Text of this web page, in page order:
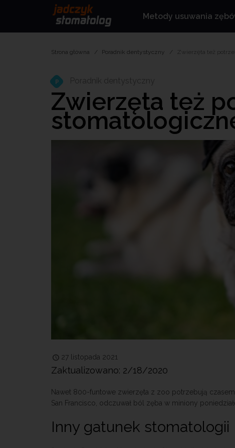
Metody usuwania
Strona główna Poradnik dentystyczny Zwierzęta też
P Poradnik dentystyczny
Zwierzęta też
27 listopada 2021
Zaktualizowano: 2/18/2020
Nawet 800-funtowe zwierzęta z zoo potrzebują
San Francisco, odczuwał ból zęba w miniony
Inny gatunek stomatologii